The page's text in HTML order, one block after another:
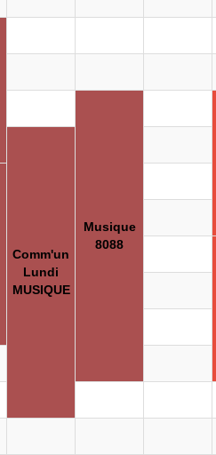
Musique
8088
Comm'un
Lundi
MUSIQUE